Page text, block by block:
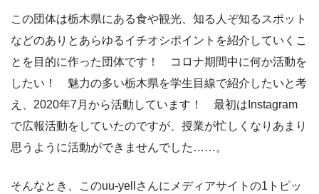
この団体は栃木県にある食や観光、知る人ぞ知るスポット
などのありとあらゆるイチオシポイントを紹介していくこ
とを目的に作った団体です！ コロナ期間中に何か活動を
したい！ 魅力の多い栃木県を学生目線で紹介したいと考
え、2020年7月から活動しています！ 最初はInstagram
で広報活動をしていたのですが、授業が忙しくなりあまり
思うように活動ができませんでした……。
そんなとき、このuu-yellさんにメディアサイトの1トピッ